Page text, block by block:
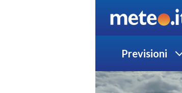
Previsioni